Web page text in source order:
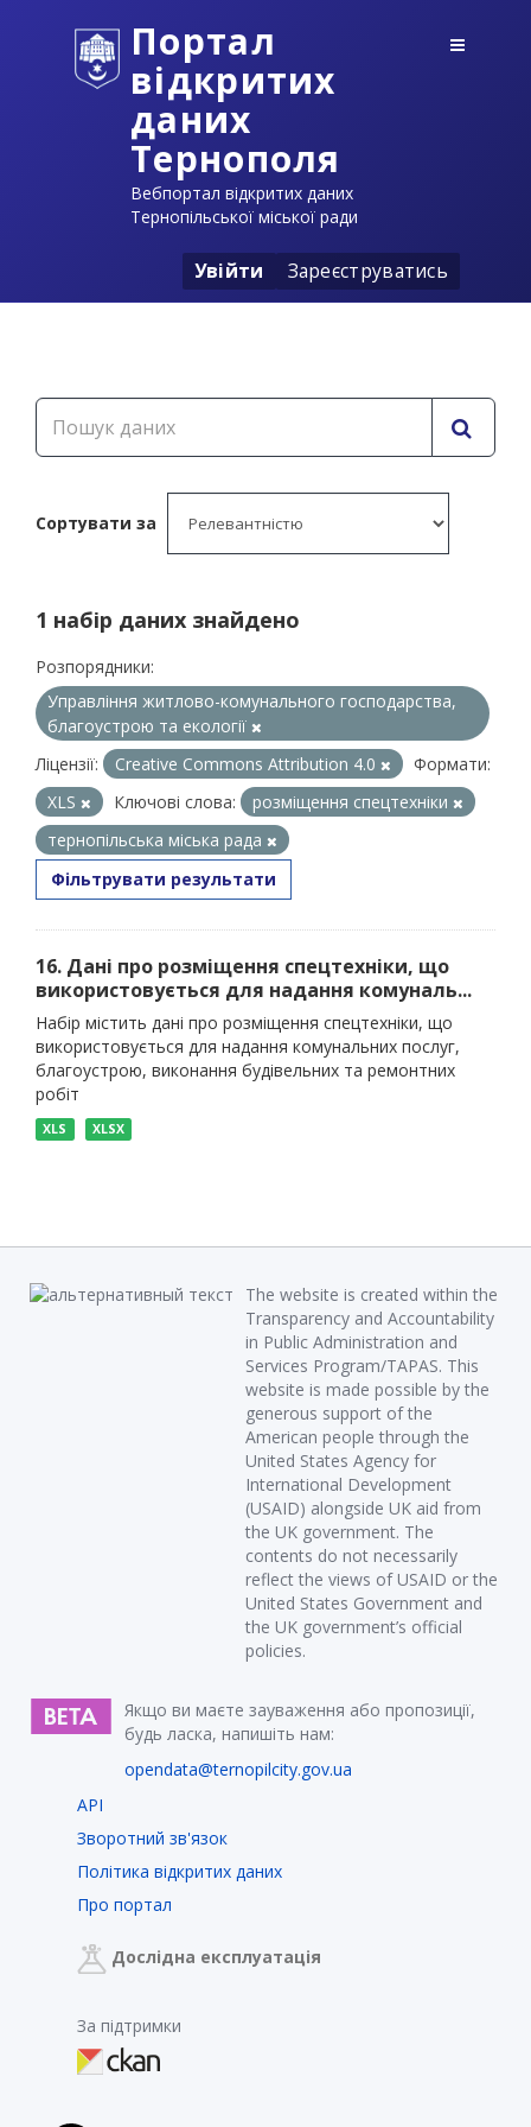
Портал
відкритих
даних
Тернополя
Вебпортал відкритих даних
Тернопільської міської ради
Увійти Зареєструватись
Сортувати за
1 набір даних знайдено
Розпорядники:
Управління житлово-комунального господарства,
благоустрою та екології
Ліцензії:
Creative Commons Attribution 4.0
Формати:
XLS
Ключові слова:
розміщення спецтехніки
тернопільська міська рада
Фільтрувати результати
16. Дані про розміщення спецтехніки, що
використовується для надання комуналь...
Набір містить дані про розміщення спецтехніки, що
використовується для надання комунальних послуг,
благоустрою, виконання будівельних та ремонтних
робіт
XLS XLSX
The website is created within the
Transparency and Accountability
in Public Administration and
Services Program/TAPAS. This
website is made possible by the
generous support of the
American people through the
United States Agency for
International Development
(USAID) alongside UK aid from
the UK government. The
contents do not necessarily
reflect the views of USAID or the
United States Government and
the UK government’s official
policies.
Якщо ви маєте зауваження або пропозиції,
будь ласка, напишіть нам:
opendata@ternopilcity.gov.ua
API
Зворотний зв'язок
Політика відкритих даних
Про портал
Дослідна експлуатація
За підтримки